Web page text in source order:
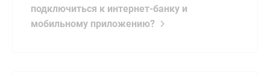
подключиться к интернет-банку и
мобильному приложению?